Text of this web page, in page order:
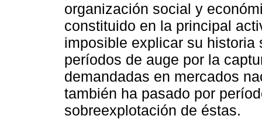
organización social y
constituido en la principal
imposible explicar su
períodos de auge por la
demandadas en mercados
también ha pasado por
sobreexplotación de éstas.